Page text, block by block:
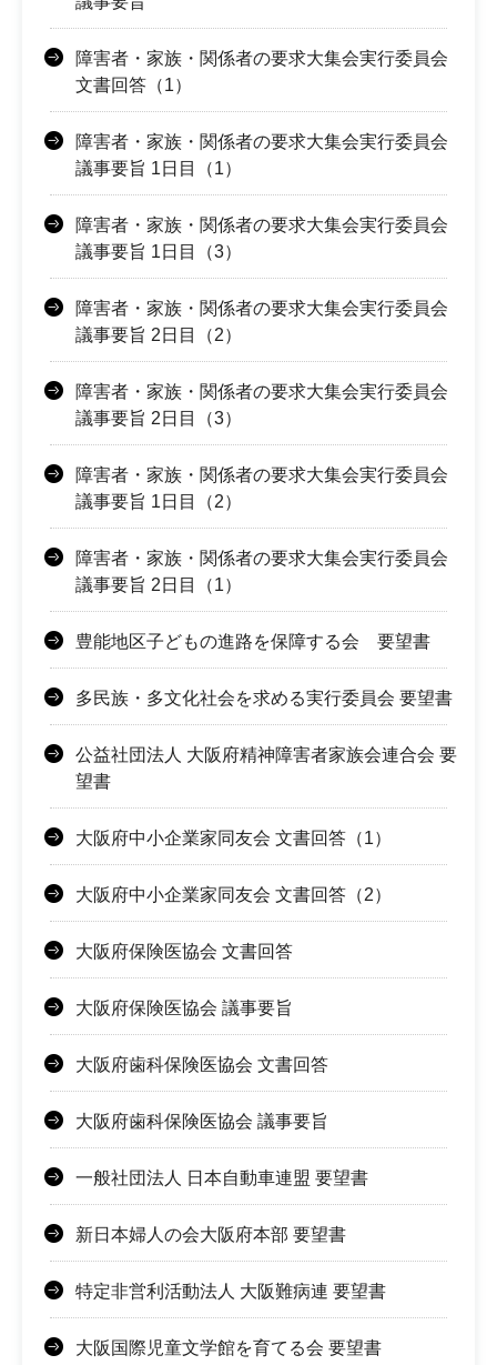
障害者・家族・関係者の要求大集会実行委員会
文書回答（1）
障害者・家族・関係者の要求大集会実行委員会
議事要旨 1日目（1）
障害者・家族・関係者の要求大集会実行委員会
議事要旨 1日目（3）
障害者・家族・関係者の要求大集会実行委員会
議事要旨 2日目（2）
障害者・家族・関係者の要求大集会実行委員会
議事要旨 2日目（3）
障害者・家族・関係者の要求大集会実行委員会
議事要旨 1日目（2）
障害者・家族・関係者の要求大集会実行委員会
議事要旨 2日目（1）
豊能地区子どもの進路を保障する会 要望書
多民族・多文化社会を求める実行委員会 要望書
公益社団法人 大阪府精神障害者家族会連合会 要
望書
大阪府中小企業家同友会 文書回答（1）
大阪府中小企業家同友会 文書回答（2）
大阪府保険医協会 文書回答
大阪府保険医協会 議事要旨
大阪府歯科保険医協会 文書回答
大阪府歯科保険医協会 議事要旨
一般社団法人 日本自動車連盟 要望書
新日本婦人の会大阪府本部 要望書
特定非営利活動法人 大阪難病連 要望書
大阪国際児童文学館を育てる会 要望書